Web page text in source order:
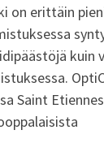
on erittäin
kuin
Saint